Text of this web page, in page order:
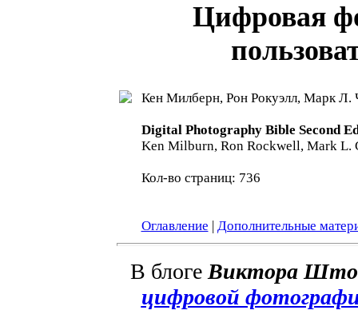
Цифровая
Кен Милберн, Рон Рокуэлл, Марк Л.
Digital Photography Bible Second
Ken Milburn, Ron Rockwell, Mark L.
Кол-во страниц: 736
Оглавление | Дополнительные
В блоге Виктора
цифровой